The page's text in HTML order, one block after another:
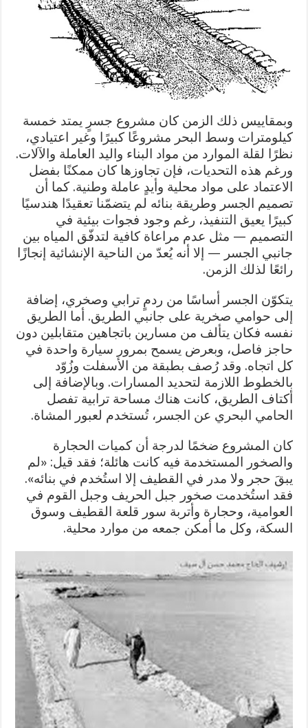
وبمقاييس ذلك الزمن كان مشروع جسرٍ يمتد خمسة
كيلومترات وسط البحر مشروعًا كبيرًا وغير اعتيادي،
نظرًا لقلة الموارد من مواد البناء واليد العاملة والآلات.
ورغم هذه التحديات، فإن تجاوزها كان ممكنًا بفضل
الاعتماد على مواد محلية وأيدٍ عاملة وطنية. كما أن
تصميم الجسر وطريقة بنائه لم يتضمّنا تعقيدًا هندسيًا
كبيرًا يعيق التنفيذ، رغم وجود فجوات بيئية في
التصميم — مثل عدم مراعاة كافية لتدفّق المياه بين
جانبي الجسر — إلا أنه يُعدّ من الناحية الإنشائية إنجازًا
رائعًا لذلك الزمن.
يتكوّن الجسر أساسًا من ردمٍ ترابي وصخري، إضافة
إلى حوامي صخرية على جانبي الطريق. أما الطريق
نفسه فكان يتألف من مسارين باتجاهين متقابلين دون
حاجز فاصل، وبعرض يسمح بمرور سيارة واحدة في
كل اتجاه. وقد رُصف بطبقة من الأسفلت وزُوّد
بالخطوط اللازمة لتحديد المسارات. وبالإضافة إلى
أكتاف الطريق، كانت هناك مساحة ترابية تفصل
الحامي البحري عن الجسر، تُستخدم لعبور المشاة.
كان المشروع ضخمًا لدرجة أن كميات الحجارة
والصخور المستخدمة فيه كانت هائلة؛ فقد قيل: «لم
يبقَ حجر ولا مدر في القطيف إلا استُخدم في بنائه».
فقد استُخدمت صخور جبل الحريف وجبل القوم في
العوامية، وحجارة وأتربة سور قلعة القطيف وسوق
السكة، وكل ما أمكن جمعه من موارد محلية.